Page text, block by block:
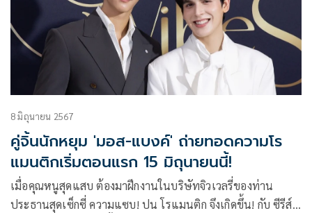
8 มิถุนายน 2567
คู่จิ้นนักหยุม 'มอส-แบงค์' ถ่ายทอดความโร
แมนติกเริ่มตอนแรก 15 มิถุนายนนี้!
เมื่อคุณหนูสุดแสบ ต้องมาฝึกงานในบริษัทจิวเวลรี่ของท่าน
ประธานสุดเซ็กซี่ ความแซบ! ปน โรแมนติก จึงเกิดขึ้น! กับ ซีรีส์